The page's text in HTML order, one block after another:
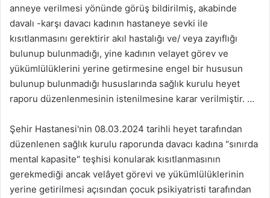
anneye verilmesi yönünde görüş bildirilmiş, akabinde
davalı -karşı davacı kadının hastaneye sevki ile
kısıtlanmasını gerektirir akıl hastalığı ve/ veya zayıflığı
bulunup bulunmadığı, yine kadının velayet görev ve
yükümlülüklerini yerine getirmesine engel bir hususun
bulunup bulunmadığı hususlarında sağlık kurulu heyet
raporu düzenlenmesinin istenilmesine karar verilmiştir. …
Şehir Hastanesi'nin 08.03.2024 tarihli heyet tarafından
düzenlenen sağlık kurulu raporunda davacı kadına "sınırda
mental kapasite" teşhisi konularak kısıtlanmasının
gerekmediği ancak velâyet görevi ve yükümlülüklerinin
yerine getirilmesi açısından çocuk psikiyatristi tarafından